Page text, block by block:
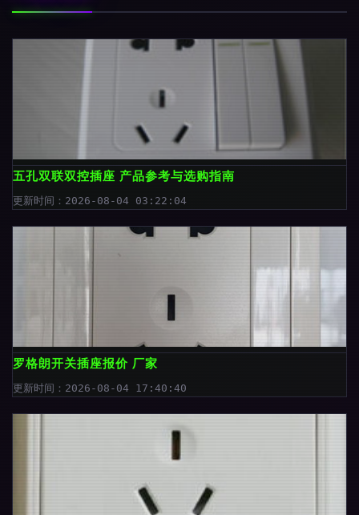
五孔双联双控插座 产品参考与选购指南
更新时间：2026-08-04 03:22:04
罗格朗开关插座报价 厂家
更新时间：2026-08-04 17:40:40